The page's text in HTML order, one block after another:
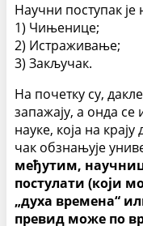
Научни поступак је
1) Чињенице;
2) Истраживање;
3) Закључак.
На почетку су,
запажају, а онда се
науке, која на
чак обзнањује
међутим,
постулати (који
„духа времена“
превид може по